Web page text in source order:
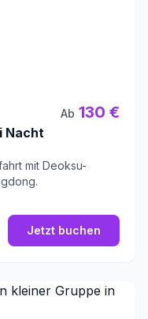
Nacht
Ab 130 €
mit Deoksu-
Jetzt buchen